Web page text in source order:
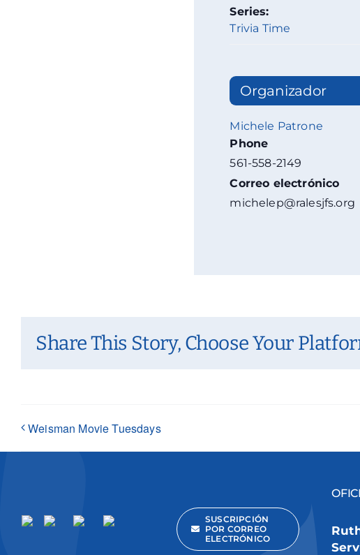
Series:
Trivia Time
Organizador
Michele Patrone
Phone
561-558-2149
Correo electrónico
michelep@ralesjfs.org
Share This Story, Choose Your
Weisman Movie Tuesdays
SUSCRIPCIÓN
POR CORREO
ELECTRÓNICO